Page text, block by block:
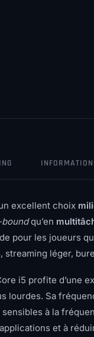
excellent choix
qu’en
pour les joueurs
léger,
i5 profite d’une
lourdes. Sa
à la
et à